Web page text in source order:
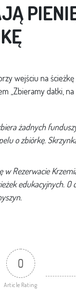
wejściu na
„Zbieramy datki, na
żadnych
o zbiórkę.
Rezerwacie
edukacyjnych.
0
Article Rating